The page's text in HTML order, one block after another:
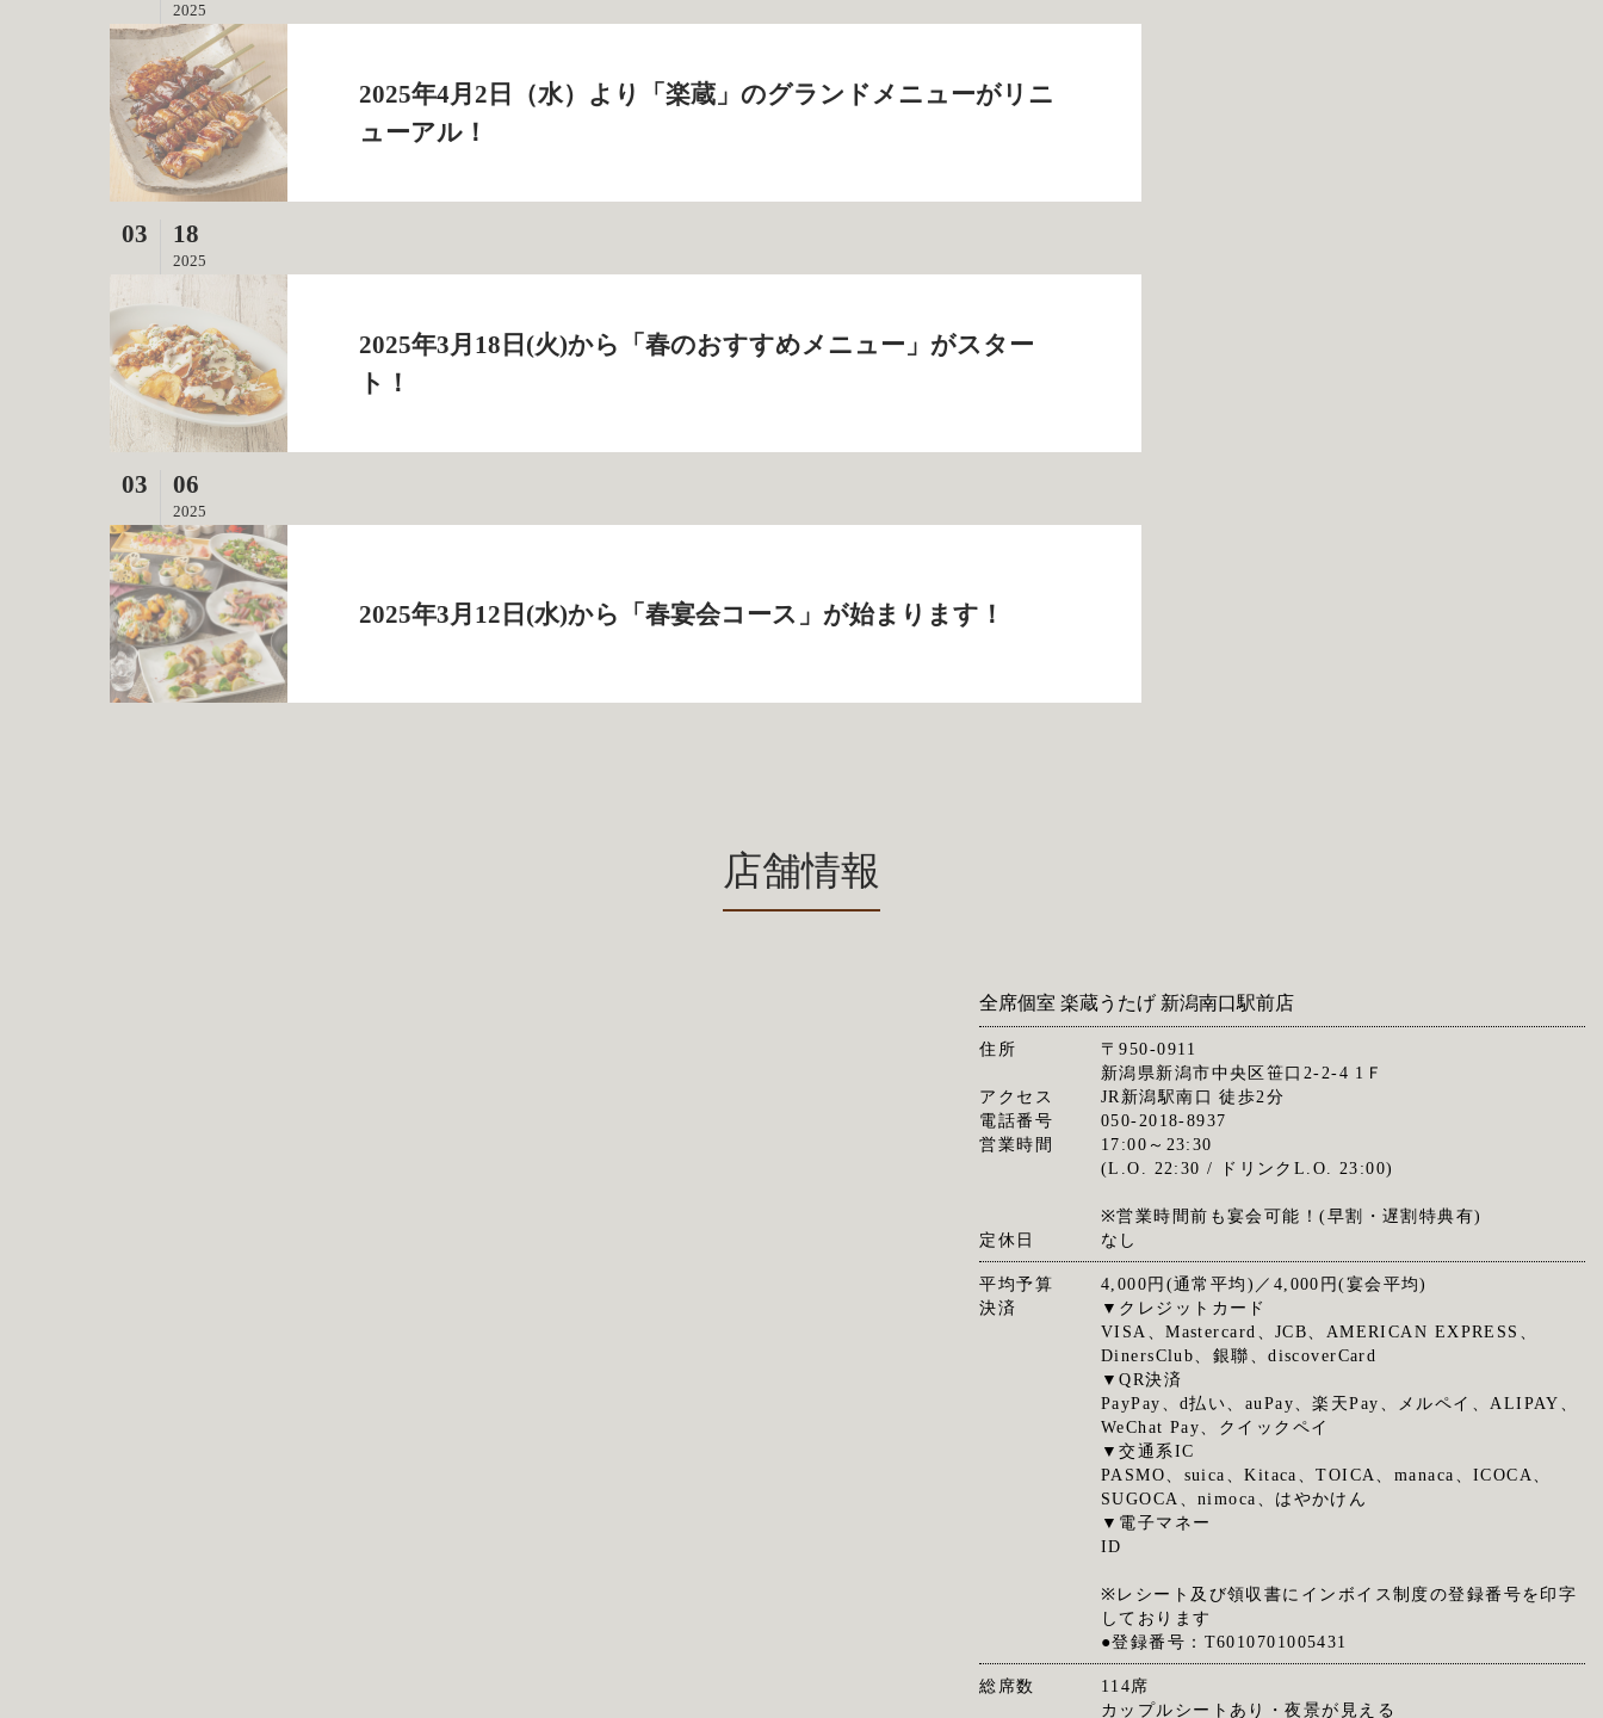
2025
2025年4月2日（水）より「楽蔵」のグランドメニューがリニ
ューアル！
03 18
2025
2025年3月18日(火)から「春のおすすめメニュー」がスター
ト！
03 06
2025
2025年3月12日(水)から「春宴会コース」が始まります！
店舗情報
全席個室 楽蔵うたげ 新潟南口駅前店
住所
〒950-0911
新潟県新潟市中央区笹口2-2-4 1Ｆ
アクセス
JR新潟駅南口 徒歩2分
電話番号
050-2018-8937
営業時間
17:00～23:30
(L.O. 22:30 / ドリンクL.O. 23:00)
※営業時間前も宴会可能！(早割・遅割特典有)
定休日
なし
平均予算
4,000円(通常平均)／4,000円(宴会平均)
決済
▼クレジットカード
VISA、Mastercard、JCB、AMERICAN EXPRESS、
DinersClub、銀聯、discoverCard
▼QR決済
PayPay、d払い、auPay、楽天Pay、メルペイ、ALIPAY、
WeChat Pay、クイックペイ
▼交通系IC
PASMO、suica、Kitaca、TOICA、manaca、ICOCA、
SUGOCA、nimoca、はやかけん
▼電子マネー
ID
※レシート及び領収書にインボイス制度の登録番号を印字
しております
●登録番号：T6010701005431
総席数
114席
カップルシートあり・夜景が見える